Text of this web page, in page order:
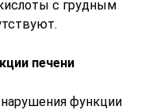
с грудным
печени
функции